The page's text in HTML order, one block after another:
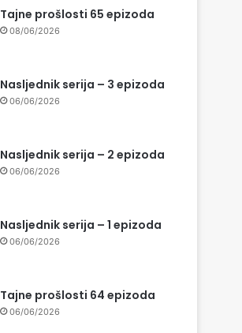
Tajne prošlosti 65 epizoda
08/06/2026
Nasljednik serija – 3 epizoda
06/06/2026
Nasljednik serija – 2 epizoda
06/06/2026
Nasljednik serija – 1 epizoda
06/06/2026
Tajne prošlosti 64 epizoda
06/06/2026